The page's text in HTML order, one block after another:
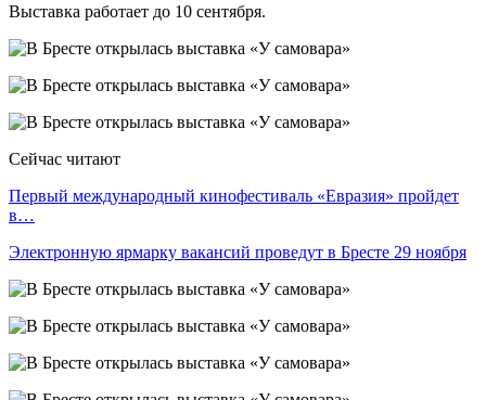
Выставка работает до 10 сентября.
Сейчас читают
Первый международный кинофестиваль «Евразия» пройдет
в…
Электронную ярмарку вакансий проведут в Бресте 29 ноября